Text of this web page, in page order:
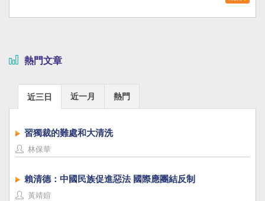
熱門文章
近三日 近一月 熱門
習獨裁的難處和大清洗
林保華
賴清德：中國民族促進惡法 國際應團結反制
黃靖媗